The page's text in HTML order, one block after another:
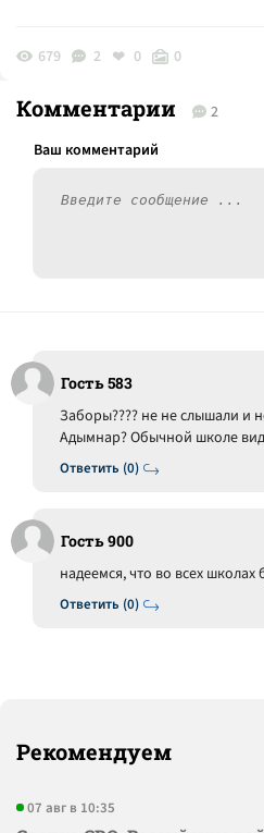
679 2 0 0
Комментарии 2
Гость 583
Ответить (0)
Заборы???? не не слышали и
Адымнар? Обычной школе
Гость 900
Ответить (0)
надеемся, что во всех
Рекомендуем
07 авг в 10:35